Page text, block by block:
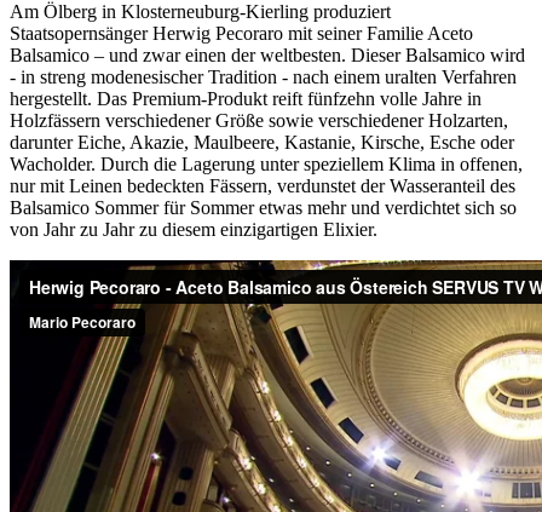
Am Ölberg in Klosterneuburg-Kierling produziert
Staatsopernsänger Herwig Pecoraro mit seiner Familie Aceto
Balsamico – und zwar einen der weltbesten. Dieser Balsamico wird
- in streng modenesischer Tradition - nach einem uralten Verfahren
hergestellt. Das Premium-Produkt reift fünfzehn volle Jahre in
Holzfässern verschiedener Größe sowie verschiedener Holzarten,
darunter Eiche, Akazie, Maulbeere, Kastanie, Kirsche, Esche oder
Wacholder. Durch die Lagerung unter speziellem Klima in offenen,
nur mit Leinen bedeckten Fässern, verdunstet der Wasseranteil des
Balsamico Sommer für Sommer etwas mehr und verdichtet sich so
von Jahr zu Jahr zu diesem einzigartigen Elixier.